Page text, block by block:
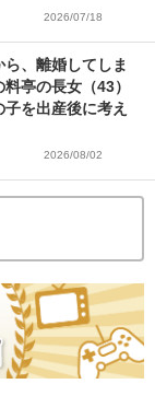
2026/07/18
ら、離婚してしま
亭の長女（43）
を出産後に考え
2026/08/02